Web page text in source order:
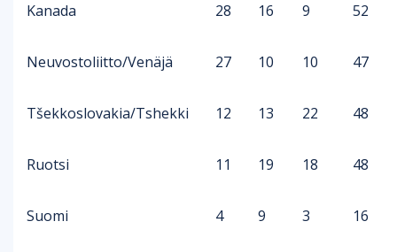
Kanada
28 16 9 52
Neuvostoliitto/Venäjä 27 10 10 47
Tšekkoslovakia/Tshekki 12 13 22 48
Ruotsi 11 19 18 48
Suomi 4 9 3 16